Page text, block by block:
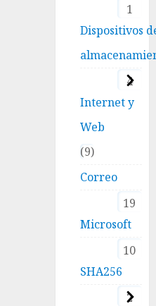
1
Dispositivos
4
Internet y
Web
9
Correo
19
Microsoft
10
SHA256
2